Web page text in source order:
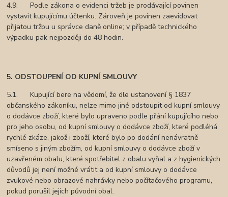
4.9. Podle zákona o evidenci tržeb je prodávající povinen
vystavit kupujícímu účtenku. Zároveň je povinen zaevidovat
přijatou tržbu u správce daně online; v případě technického
výpadku pak nejpozději do 48 hodin.
5. ODSTOUPENÍ OD KUPNÍ SMLOUVY
5.1. Kupující bere na vědomí, že dle ustanovení § 1837
občanského zákoníku, nelze mimo jiné odstoupit od kupní smlouvy
o dodávce zboží, které bylo upraveno podle přání kupujícího nebo
pro jeho osobu, od kupní smlouvy o dodávce zboží, které podléhá
rychlé zkáze, jakož i zboží, které bylo po dodání nenávratně
smíseno s jiným zbožím, od kupní smlouvy o dodávce zboží v
uzavřeném obalu, které spotřebitel z obalu vyňal a z hygienických
důvodů jej není možné vrátit a od kupní smlouvy o dodávce
zvukové nebo obrazové nahrávky nebo počítačového programu,
pokud porušil jejich původní obal.